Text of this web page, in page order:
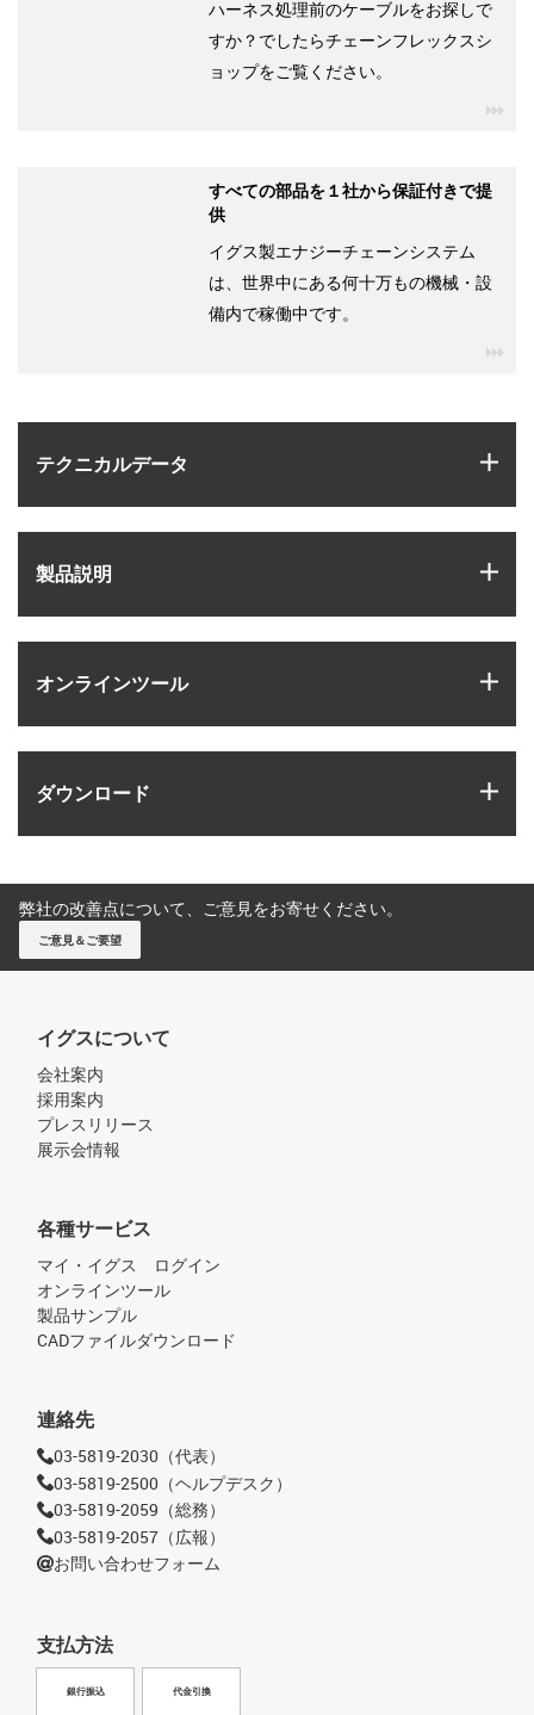
テクニカルデータ
製品説明
オンラインツール
ダウンロード
ハーネス処理前のケーブルをお探しで
すか？でしたらチェーンフレックスシ
ョップをご覧ください。
すべての部品を１社から保証付きで提
供
イグス製エナジーチェーンシステム
は、世界中にある何十万もの機械・設
備内で稼働中です。
弊社の改善点について、ご意見をお寄せください。
ご意見＆ご要望
イグスについて
会社案内
採用案内
プレスリリース
展示会情報
支払方法
銀行振込 代金引換
各種サービス
マイ・イグス ログイン
オンラインツール
製品サンプル
CADファイルダウンロード
連絡先
03-5819-2030（代表）
03-5819-2500（ヘルプデスク）
03-5819-2059（総務）
03-5819-2057（広報）
お問い合わせフォーム